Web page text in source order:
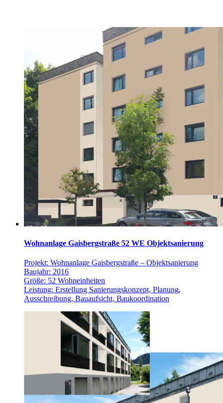
Wohnanlage Gaisbergstraße 52 WE Objektsanierung
Projekt: Wohnanlage Gaisbergstraße – Objektsanierung
Baujahr: 2016
Größe: 52 Wohneinheiten
Leistung: Erstellung Sanierungskonzept, Planung,
Ausschreibung, Bauaufsicht, Baukoordination